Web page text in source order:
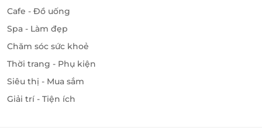
Ẩm thực Tây Bắc thơm ngon, hấp dẫn
Đặc biệt, bạn sẽ được ghé thăm Farm - một trong
Cafe - Đồ uống
Spa - Làm đẹp
Chăm sóc sức khoẻ
Thời trang - Phụ kiện
Siêu thị - Mua sắm
Giải trí - Tiện ích